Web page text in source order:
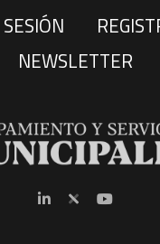
NEWSLETTER